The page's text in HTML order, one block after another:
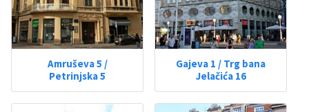
Amruševa 5 /
Petrinjska 5
Gajeva 1 / Trg bana
Jelačića 16